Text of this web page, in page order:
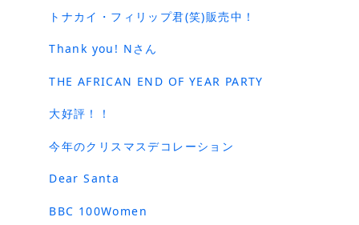
トナカイ・フィリップ君(笑)販売中！
Thank you! Nさん
THE AFRICAN END OF YEAR PARTY
大好評！！
今年のクリスマスデコレーション
Dear Santa
BBC 100Women